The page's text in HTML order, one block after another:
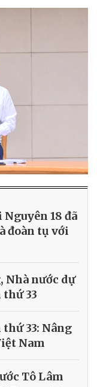
18 đã
đoàn tụ với
Nhà nước dự
33
33: Nâng
Nam
Tô Lâm